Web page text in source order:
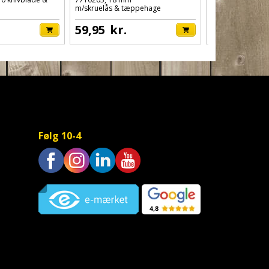
m/skruelås & tæppehage
59,95 kr.
WOW011009
90,00 kr.
Følg 10-4